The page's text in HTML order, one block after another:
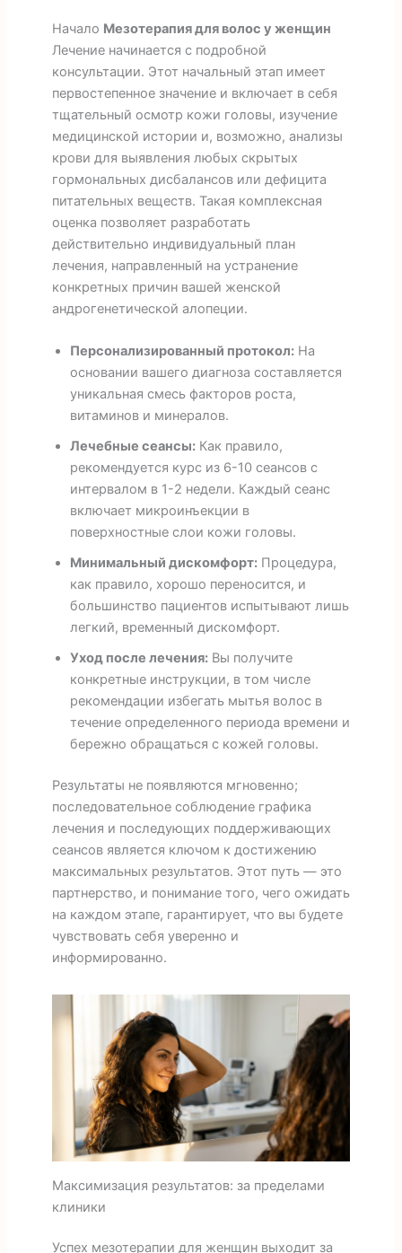
Начало Мезотерапия для волос у женщин
Лечение начинается с подробной
консультации. Этот начальный этап имеет
первостепенное значение и включает в себя
тщательный осмотр кожи головы, изучение
медицинской истории и, возможно, анализы
крови для выявления любых скрытых
гормональных дисбалансов или дефицита
питательных веществ. Такая комплексная
оценка позволяет разработать
действительно индивидуальный план
лечения, направленный на устранение
конкретных причин вашей женской
андрогенетической алопеции.
Персонализированный протокол:На
основании вашего диагноза составляется
уникальная смесь факторов роста,
витаминов и минералов.
Лечебные сеансы:Как правило,
рекомендуется курс из 6-10 сеансов с
интервалом в 1-2 недели. Каждый сеанс
включает микроинъекции в
поверхностные слои кожи головы.
Минимальный дискомфорт:Процедура,
как правило, хорошо переносится, и
большинство пациентов испытывают лишь
легкий, временный дискомфорт.
Уход после лечения:Вы получите
конкретные инструкции, в том числе
рекомендации избегать мытья волос в
течение определенного периода времени и
бережно обращаться с кожей головы.
Результаты не появляются мгновенно;
последовательное соблюдение графика
лечения и последующих поддерживающих
сеансов является ключом к достижению
максимальных результатов. Этот путь — это
партнерство, и понимание того, чего ожидать
на каждом этапе, гарантирует, что вы будете
чувствовать себя уверенно и
информированно.
Максимизация результатов: за пределами
клиники
Успех мезотерапии для женщин выходит за